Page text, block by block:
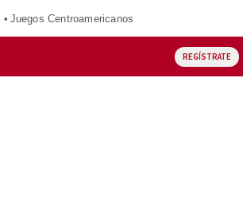
Juegos Centroamericanos
REGÍSTRATE